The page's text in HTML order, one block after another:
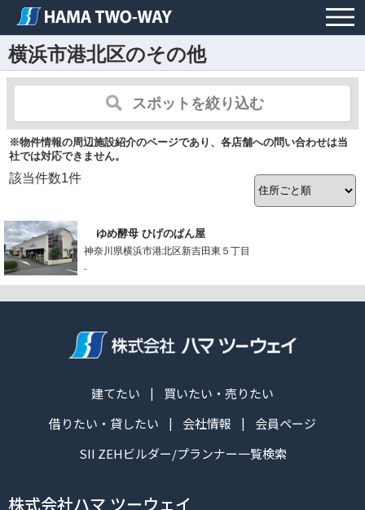
横浜市港北区のその他
スポットを絞り込む
※物件情報の周辺施設紹介のページであり、各店舗への問い合わせは当
社では対応できません。
該当件数1件
ゆめ酵母 ひげのぱん屋
神奈川県横浜市港北区新吉田東５丁目
-
建てたい
買いたい・売りたい
借りたい・貸したい
会社情報
会員ページ
SII ZEHビルダー/プランナー一覧検索
株式会社ハマ ツーウェイ